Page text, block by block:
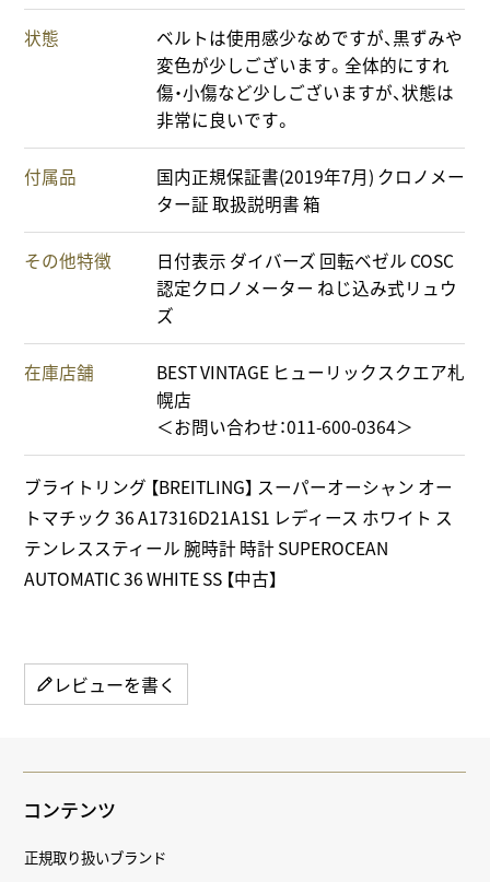
状態
ベルトは使用感少なめですが、黒ずみや
変色が少しございます。全体的にすれ
傷・小傷など少しございますが、状態は
非常に良いです。
付属品
国内正規保証書(2019年7月) クロノメー
ター証 取扱説明書 箱
その他特徴
日付表示 ダイバーズ 回転ベゼル COSC
認定クロノメーター ねじ込み式リュウ
ズ
在庫店舗
BEST VINTAGE ヒューリックスクエア札
幌店
＜お問い合わせ：011-600-0364＞
ブライトリング 【BREITLING】 スーパーオーシャン オー
トマチック 36 A17316D21A1S1 レディース ホワイト ス
テンレススティール 腕時計 時計 SUPEROCEAN
AUTOMATIC 36 WHITE SS 【中古】
レビューを書く
コンテンツ
正規取り扱いブランド